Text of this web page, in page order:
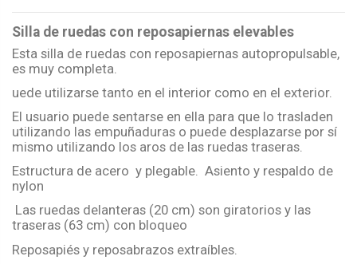
Silla de ruedas con reposapiernas elevables
Esta silla de ruedas con reposapiernas autopropulsable,
es muy completa.
uede utilizarse tanto en el interior como en el exterior.
El usuario puede sentarse en ella para que lo trasladen
utilizando las empuñaduras o puede desplazarse por sí
mismo utilizando los aros de las ruedas traseras.
Estructura de acero y plegable. Asiento y respaldo de
nylon
Las ruedas delanteras (20 cm) son giratorios y las
traseras (63 cm) con bloqueo
Reposapiés y reposabrazos extraíbles.